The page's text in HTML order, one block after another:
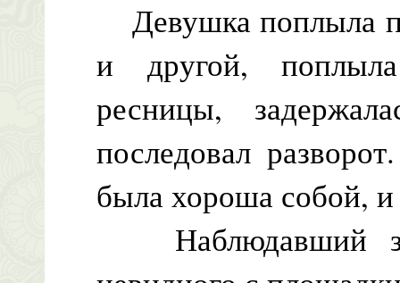
Девушка поплыла
и другой,
ресницы,
последовал
была хороша собой,
Наблюдавший